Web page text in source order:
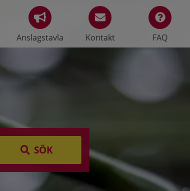
Anslagstavla Kontakt FAQ
SÖK